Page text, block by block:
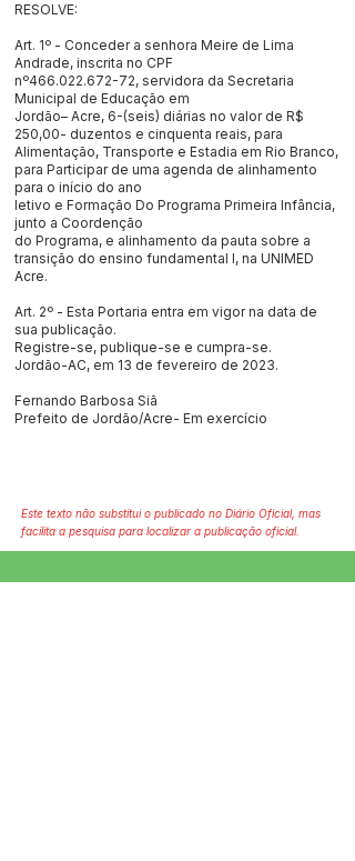
RESOLVE:
Art. 1º - Conceder a senhora Meire de Lima
Andrade, inscrita no CPF
nº466.022.672-72, servidora da Secretaria
Municipal de Educação em
Jordão– Acre, 6-(seis) diárias no valor de R$
250,00- duzentos e cinquenta reais, para
Alimentação, Transporte e Estadia em Rio Branco,
para Participar de uma agenda de alinhamento
para o início do ano
letivo e Formação Do Programa Primeira Infância,
junto a Coordenção
do Programa, e alinhamento da pauta sobre a
transição do ensino fundamental I, na UNIMED
Acre.
Art. 2º - Esta Portaria entra em vigor na data de
sua publicação.
Registre-se, publique-se e cumpra-se.
Jordão-AC, em 13 de fevereiro de 2023.
Fernando Barbosa Siã
Prefeito de Jordão/Acre- Em exercício
Este texto não substitui o publicado no Diário Oficial, mas
facilita a pesquisa para localizar a publicação oficial.